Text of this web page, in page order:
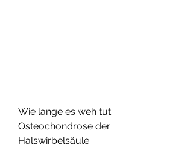
Wie lange es weh tut:
Osteochondrose der
Halswirbelsäule